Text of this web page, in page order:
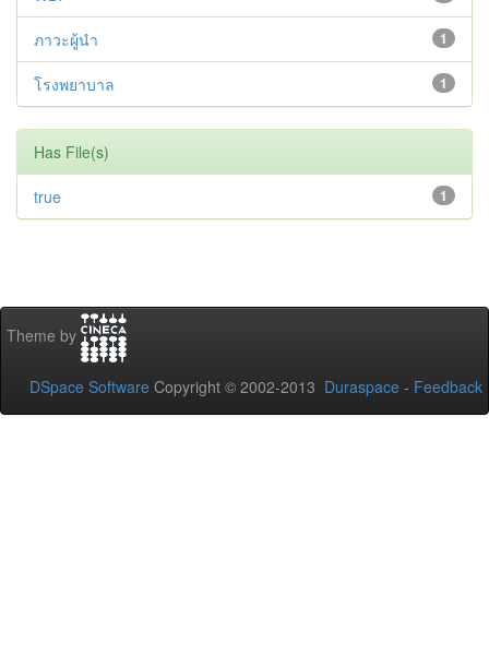
1
ภาวะผู้นำ
1
โรงพยาบาล
Has File(s)
1
true
Theme by
DSpace Software Copyright © 2002-2013 Duraspace - Feedback